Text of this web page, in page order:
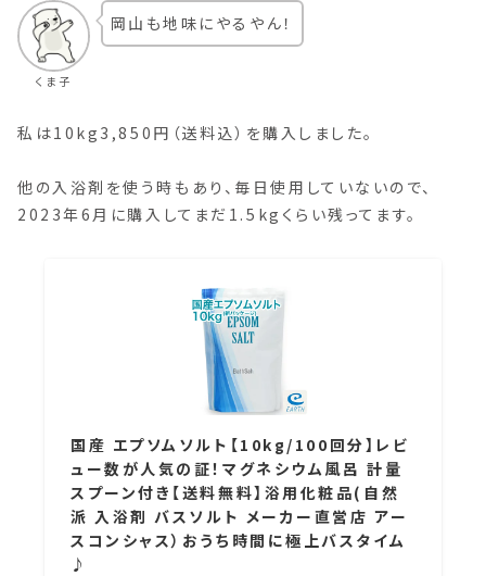
くま子
岡山も地味にやるやん！
私は10kg3,850円（送料込）を購入しました。
他の入浴剤を使う時もあり、毎日使用していないので、
2023年6月に購入してまだ1.5kgくらい残ってます。
国産 エプソムソルト【10kg/100回分】レビ
ュー数が人気の証！マグネシウム風呂 計量
スプーン付き【送料無料】浴用化粧品(自然
派 入浴剤 バスソルト メーカー直営店 アー
スコンシャス）おうち時間に極上バスタイム
♪